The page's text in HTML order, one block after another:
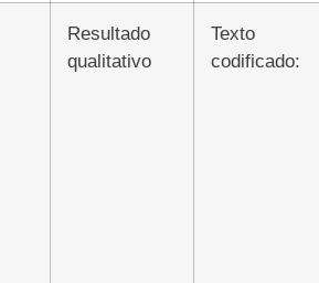
Resultado
qualitativo
Texto
codificado: